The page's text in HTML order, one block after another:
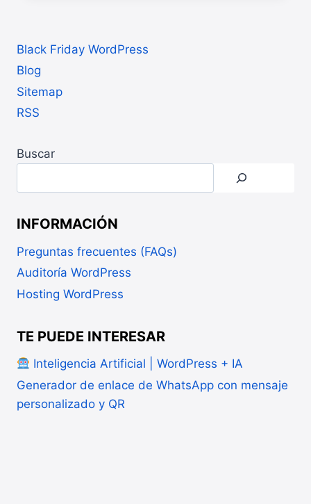
Black Friday WordPress
Blog
Sitemap
RSS
Buscar
INFORMACIÓN
Preguntas frecuentes (FAQs)
Auditoría WordPress
Hosting WordPress
TE PUEDE INTERESAR
Inteligencia Artificial | WordPress + IA
Generador de enlace de WhatsApp con mensaje
personalizado y QR